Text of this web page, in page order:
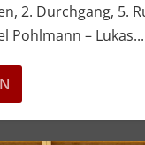
2. Durchgang, 5.
Pohlmann – Lukas...